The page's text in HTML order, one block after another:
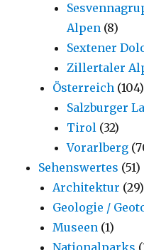
Alpen (8)
Sextener
Zillertaler
Österreich (104)
Salzburger
Tirol (32)
Vorarlberg
Sehenswertes (51)
Architektur (29)
Geologie /
Museen (1)
Nationalparks